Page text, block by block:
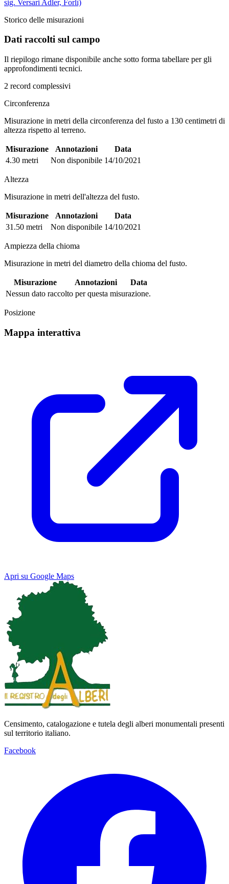
sig. Versari Adler, Forlì)
Storico delle misurazioni
Dati raccolti sul campo
Il riepilogo rimane disponibile anche sotto forma tabellare per gli
approfondimenti tecnici.
2 record complessivi
Circonferenza
Misurazione in metri della circonferenza del fusto a 130 centimetri di
altezza rispetto al terreno.
Misurazione Annotazioni
Data
4.30 metri
Non disponibile 14/10/2021
Altezza
Misurazione in metri dell'altezza del fusto.
Misurazione Annotazioni
Data
31.50 metri
Non disponibile 14/10/2021
Ampiezza della chioma
Misurazione in metri del diametro della chioma del fusto.
Misurazione Annotazioni
Data
Nessun dato raccolto per questa misurazione.
Posizione
Mappa interattiva
Apri su Google Maps
Map Satellite
Keyboard shortcuts
Censimento, catalogazione e tutela degli alberi monumentali presenti
sul territorio italiano.
Facebook